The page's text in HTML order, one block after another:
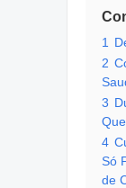
1
2
3
4
Só
de